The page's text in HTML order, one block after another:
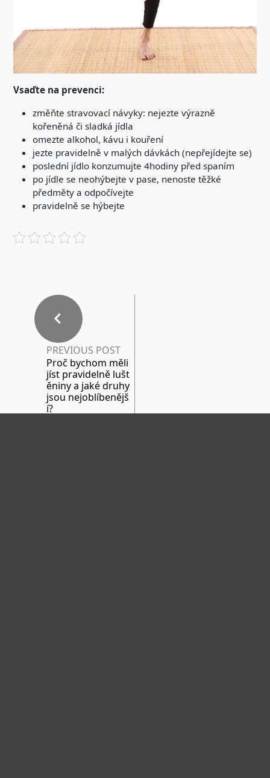
Vsaďte na prevenci:
změňte stravovací návyky: nejezte výrazně
kořeněná či sladká jídla
omezte alkohol, kávu i kouření
jezte pravidelně v malých dávkách (nepřejídejte se)
poslední jídlo konzumujte 4hodiny před spaním
po jídle se neohýbejte v pase, nenoste těžké
předměty a odpočívejte
pravidelně se hýbejte
PREVIOUS POST
Proč bychom měli
jíst pravidelně lušt
ěniny a jaké druhy
jsou nejoblíbenějš
í?